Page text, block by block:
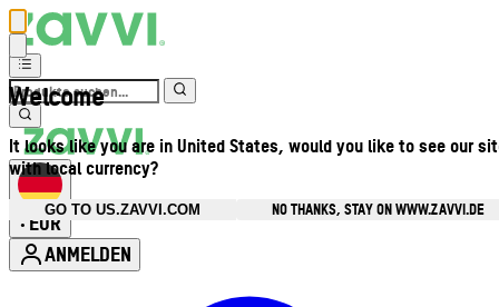
Welcome
It looks like you are in United States, would you like to see our
with local currency?
GO TO US.ZAVVI.COM
NO THANKS, STAY ON WWW.ZAVVI.DE
• EUR
ANMELDEN